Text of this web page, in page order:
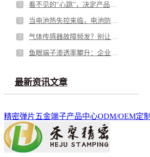
最新资讯文章
精密弹片五金端子产品中心ODM/OEM定制